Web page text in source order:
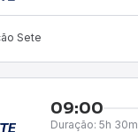
Sete
09:00
Duração: 5h 30m